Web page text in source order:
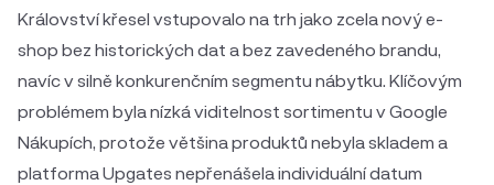
Království křesel vstupovalo na trh jako zcela nový e-
shop bez historických dat a bez zavedeného brandu,
navíc v silně konkurenčním segmentu nábytku. Klíčovým
problémem byla nízká viditelnost sortimentu v Google
Nákupích, protože většina produktů nebyla skladem a
platforma Upgates nepřenášela individuální datum